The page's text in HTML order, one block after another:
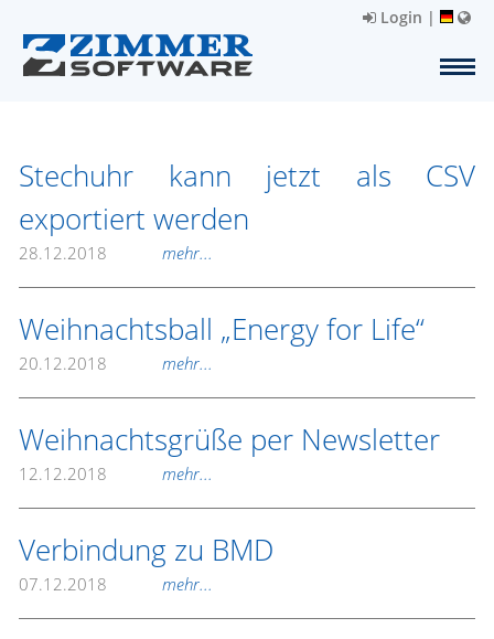
Login |
Stechuhr kann jetzt als CSV
exportiert werden
28.12.2018 mehr...
Weihnachtsball „Energy for Life“
20.12.2018 mehr...
Weihnachtsgrüße per Newsletter
12.12.2018 mehr...
Verbindung zu BMD
07.12.2018 mehr...